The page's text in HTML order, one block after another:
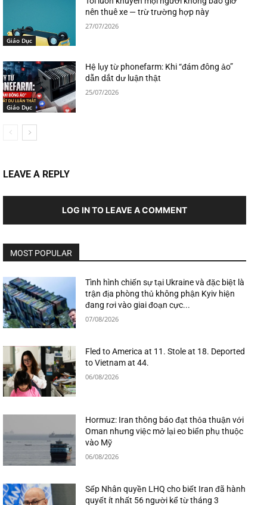
Giáo Dục
nên thuê xe — trừ trường hợp này
27/07/2026
Giáo Dục
Hệ lụy từ phonefarm: Khi “đám đông ảo”
dẫn dắt dư luận thật
25/07/2026
LEAVE A REPLY
LOG IN TO LEAVE A COMMENT
MOST POPULAR
Tình hình chiến sự tại Ukraine và đặc biệt là
trận địa phòng thủ không phận Kyiv hiện
đang rơi vào giai đoạn cực...
07/08/2026
Fled to America at 11. Stole at 18. Deported
to Vietnam at 44.
06/08/2026
Hormuz: Iran thông báo đạt thỏa thuận với
Oman nhưng việc mở lại eo biển phụ thuộc
vào Mỹ
06/08/2026
Sếp Nhân quyền LHQ cho biết Iran đã hành
quyết ít nhất 56 người kể từ tháng 3